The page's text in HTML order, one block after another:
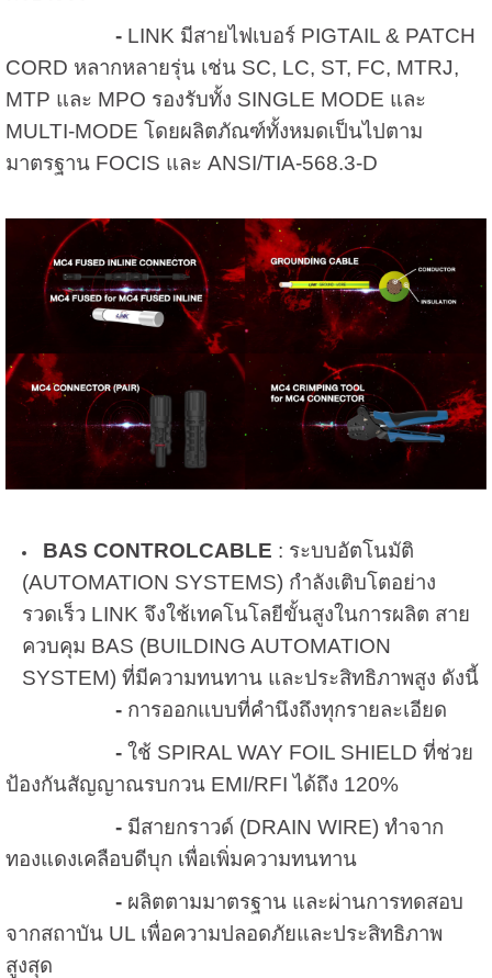
- LINK มีสายไฟเบอร์ PIGTAIL & PATCH
CORD หลากหลายรุ่น เช่น SC, LC, ST, FC, MTRJ,
MTP และ MPO รองรับทั้ง SINGLE MODE และ
MULTI-MODE โดยผลิตภัณฑ์ทั้งหมดเป็นไปตาม
มาตรฐาน FOCIS และ ANSI/TIA-568.3-D
BAS CONTROLCABLE : ระบบอัตโนมัติ
(AUTOMATION SYSTEMS) กำลังเติบโตอย่าง
รวดเร็ว LINK จึงใช้เทคโนโลยีขั้นสูงในการผลิต สาย
ควบคุม BAS (BUILDING AUTOMATION
SYSTEM) ที่มีความทนทาน และประสิทธิภาพสูง ดังนี้
- การออกแบบที่คำนึงถึงทุกรายละเอียด
- ใช้ SPIRAL WAY FOIL SHIELD ที่ช่วย
ป้องกันสัญญาณรบกวน EMI/RFI ได้ถึง 120%
- มีสายกราวด์ (DRAIN WIRE) ทำจาก
ทองแดงเคลือบดีบุก เพื่อเพิ่มความทนทาน
- ผลิตตามมาตรฐาน และผ่านการทดสอบ
จากสถาบัน UL เพื่อความปลอดภัยและประสิทธิภาพ
สูงสุด